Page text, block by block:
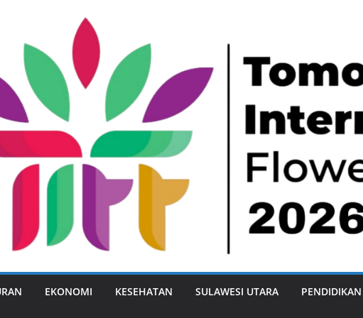
EKONOMI KESEHATAN SULAWESI UTARA PENDIDIKAN